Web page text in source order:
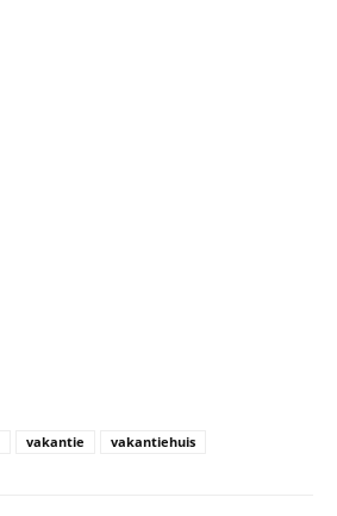
vakantie vakantiehuis